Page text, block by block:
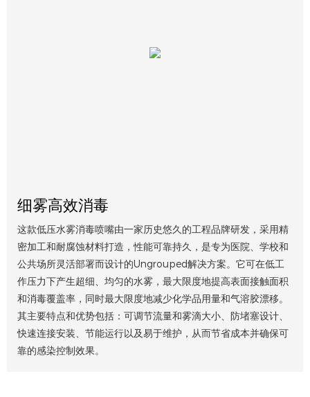
细雾高效消毒
这款低压水雾消毒喷嘴由一家历史悠久的工程品牌研发，采用精
密加工和耐腐蚀材料打造，性能可靠持久，是专为医院、学校和
公共场所灵活部署而设计的Ungrouped解决方案。它可在低工
作压力下产生超细、均匀的水雾，最大限度地提高表面接触面积
和消毒覆盖率，同时最大限度地减少化学品用量和气溶胶漂移。
其主要特点和优势包括：可调节流量和雾滴大小、防堵塞设计、
快速连接安装、节能运行以及易于维护，从而节省成本并确保可
靠的感染控制效果。